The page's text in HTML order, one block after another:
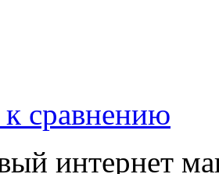
сравнению
интернет